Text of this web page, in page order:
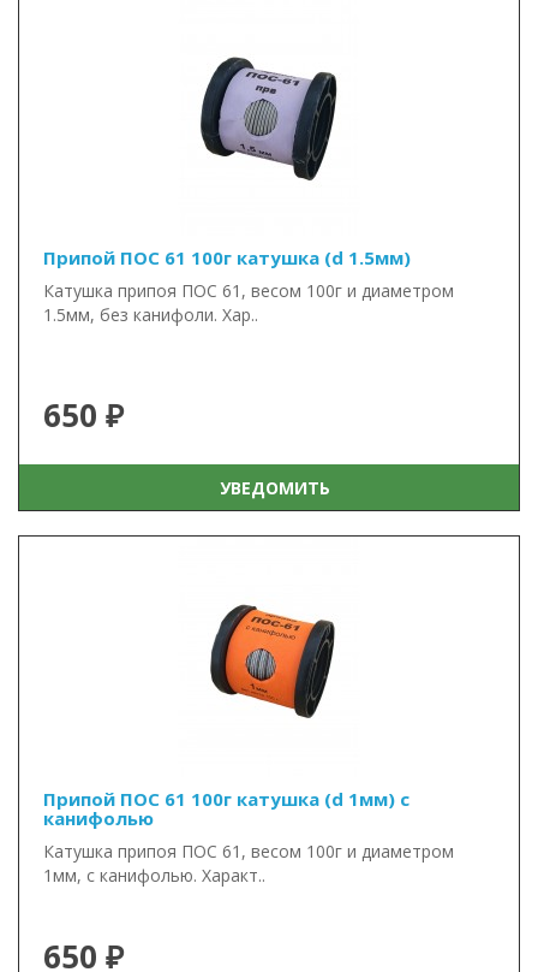
Припой ПОС 61 100г катушка (d 1.5мм)
Катушка припоя ПОС 61, весом 100г и диаметром
1.5мм, без канифоли. Хар..
650 ₽
УВЕДОМИТЬ
Припой ПОС 61 100г катушка (d 1мм) с
канифолью
Катушка припоя ПОС 61, весом 100г и диаметром
1мм, с канифолью. Характ..
650 ₽